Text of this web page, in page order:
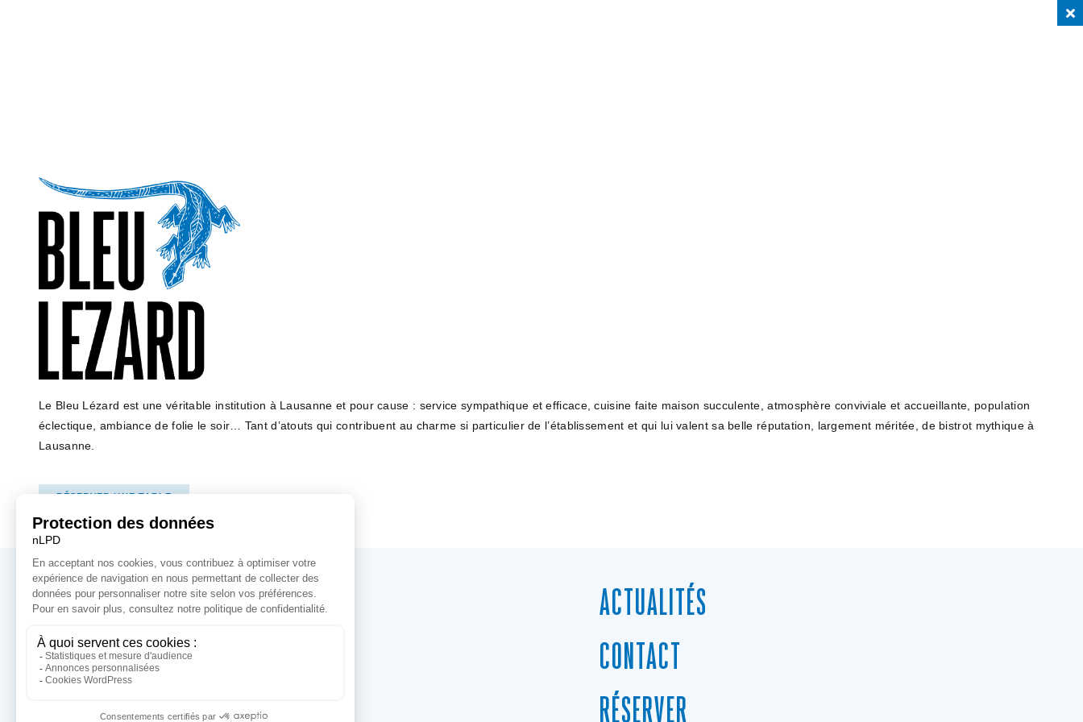
Le Bleu Lézard est une véritable institution à Lausanne et pour cause : service sympathique et efficace, cuisine faite maison succulente, atmosphère conviviale et accueillante, population
éclectique, ambiance de folie le soir… Tant d’atouts qui contribuent au charme si particulier de l’établissement et qui lui valent sa belle réputation, largement méritée, de bistrot mythique à
Lausanne.
RÉSERVER UNE TABLE
LE RESTAURANT
LA CARTE
LE BRUNCH
ACTUALITÉS
CONTACT
RÉSERVER